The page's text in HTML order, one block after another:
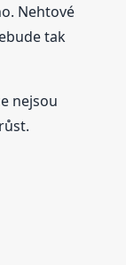
Nehtové
tak
nejsou